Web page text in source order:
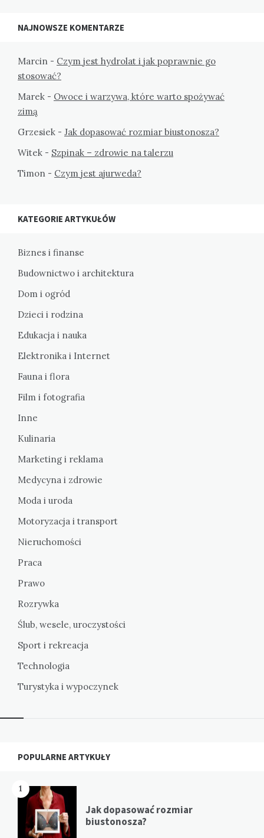
NAJNOWSZE KOMENTARZE
Marcin - Czym jest hydrolat i jak poprawnie go
stosować?
Marek - Owoce i warzywa, które warto spożywać
zimą
Grzesiek - Jak dopasować rozmiar biustonosza?
Witek - Szpinak – zdrowie na talerzu
Timon - Czym jest ajurweda?
KATEGORIE ARTYKUŁÓW
Biznes i finanse
Budownictwo i architektura
Dom i ogród
Dzieci i rodzina
Edukacja i nauka
Elektronika i Internet
Fauna i flora
Film i fotografia
Inne
Kulinaria
Marketing i reklama
Medycyna i zdrowie
Moda i uroda
Motoryzacja i transport
Nieruchomości
Praca
Prawo
Rozrywka
Ślub, wesele, uroczystości
Sport i rekreacja
Technologia
Turystyka i wypoczynek
Widgets
POPULARNE ARTYKUŁY
1
Jak dopasować rozmiar
biustonosza?